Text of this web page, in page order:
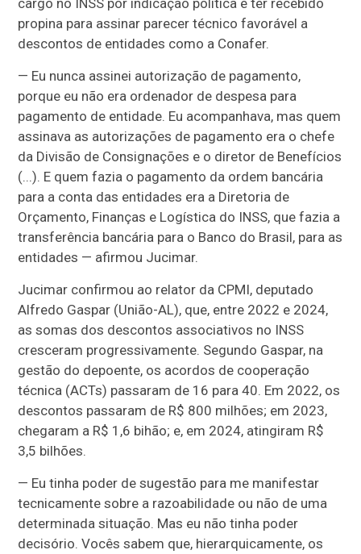
cargo no INSS por indicação política e ter recebido
propina para assinar parecer técnico favorável a
descontos de entidades como a Conafer.
— Eu nunca assinei autorização de pagamento,
porque eu não era ordenador de despesa para
pagamento de entidade. Eu acompanhava, mas quem
assinava as autorizações de pagamento era o chefe
da Divisão de Consignações e o diretor de Benefícios
(...). E quem fazia o pagamento da ordem bancária
para a conta das entidades era a Diretoria de
Orçamento, Finanças e Logística do INSS, que fazia a
transferência bancária para o Banco do Brasil, para as
entidades — afirmou Jucimar.
Jucimar confirmou ao relator da CPMI, deputado
Alfredo Gaspar (União-AL), que, entre 2022 e 2024,
as somas dos descontos associativos no INSS
cresceram progressivamente. Segundo Gaspar, na
gestão do depoente, os acordos de cooperação
técnica (ACTs) passaram de 16 para 40. Em 2022, os
descontos passaram de R$ 800 milhões; em 2023,
chegaram a R$ 1,6 bihão; e, em 2024, atingiram R$
3,5 bilhões.
— Eu tinha poder de sugestão para me manifestar
tecnicamente sobre a razoabilidade ou não de uma
determinada situação. Mas eu não tinha poder
decisório. Vocês sabem que, hierarquicamente, os